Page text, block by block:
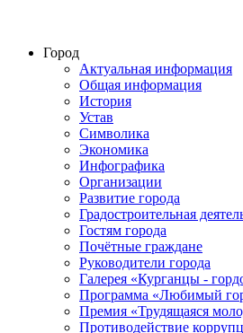
Город
Актуальная информация
Общая информация
История
Устав
Символика
Экономика
Инфографика
Организации
Развитие города
Градостроительная
Гостям города
Почётные граждане
Руководители города
Галерея «Курганцы -
Программа «Любимый
Премия «Трудящаяся
Противодействие